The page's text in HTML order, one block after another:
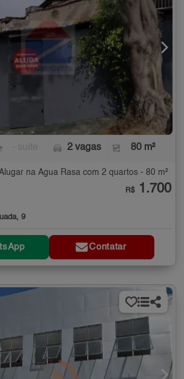
2 vagas 80 m²
na Água Rasa com 2 quartos - 80 m²
9
R$ 1.700
Contatar